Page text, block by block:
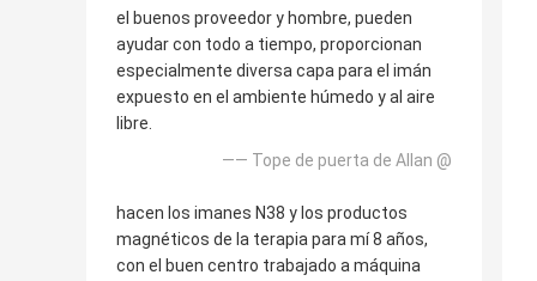
el buenos proveedor y hombre, pueden
ayudar con todo a tiempo, proporcionan
especialmente diversa capa para el imán
expuesto en el ambiente húmedo y al aire
libre.
—— Tope de puerta de Allan @
hacen los imanes N38 y los productos
magnéticos de la terapia para mí 8 años,
con el buen centro trabajado a máquina